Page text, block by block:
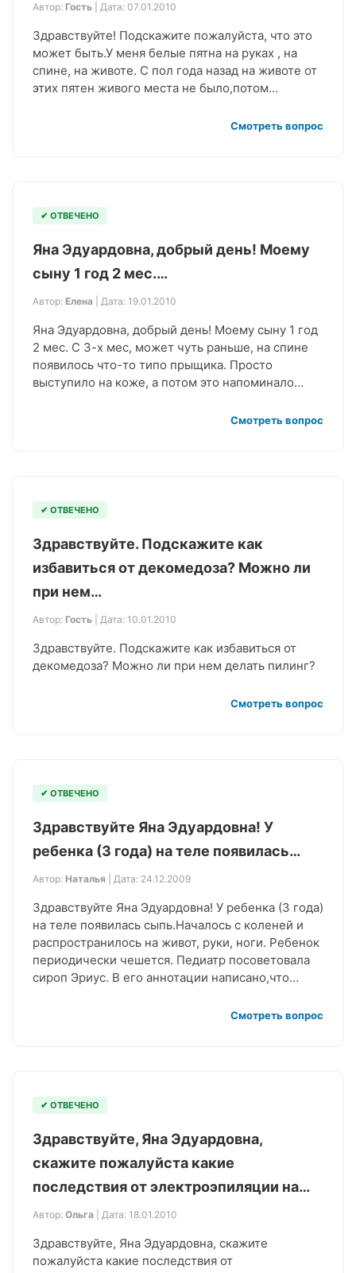
Автор: Гость | Дата: 07.01.2010
Здравствуйте! Подскажите пожалуйста, что это
может быть.У меня белые пятна на руках , на
спине, на животе. С пол года назад на животе от
этих пятен живого места не было,потом…
Смотреть вопрос
✔ ОТВЕЧЕНО
Яна Эдуардовна, добрый день! Моему
сыну 1 год 2 мес.…
Автор: Елена | Дата: 19.01.2010
Яна Эдуардовна, добрый день! Моему сыну 1 год
2 мес. С 3-х мес, может чуть раньше, на спине
появилось что-то типо прыщика. Просто
выступило на коже, а потом это напоминало…
Смотреть вопрос
✔ ОТВЕЧЕНО
Здравствуйте. Подскажите как
избавиться от декомедоза? Можно ли
при нем…
Автор: Гость | Дата: 10.01.2010
Здравствуйте. Подскажите как избавиться от
декомедоза? Можно ли при нем делать пилинг?
Смотреть вопрос
✔ ОТВЕЧЕНО
Здравствуйте Яна Эдуардовна! У
ребенка (3 года) на теле появилась…
Автор: Наталья | Дата: 24.12.2009
Здравствуйте Яна Эдуардовна! У ребенка (3 года)
на теле появилась сыпь.Началось с коленей и
распространилось на живот, руки, ноги. Ребенок
периодически чешется. Педиатр посоветовала
сироп Эриус. В его аннотации написано,что…
Смотреть вопрос
✔ ОТВЕЧЕНО
Здравствуйте, Яна Эдуардовна,
скажите пожалуйста какие
последствия от электроэпиляции на…
Автор: Ольга | Дата: 18.01.2010
Здравствуйте, Яна Эдуардовна, скажите
пожалуйста какие последствия от